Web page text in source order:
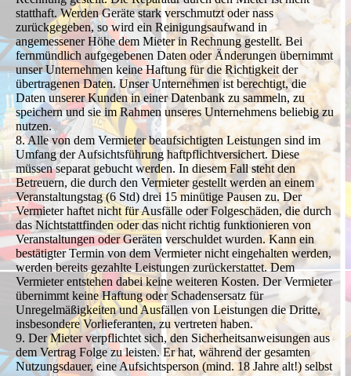
statthaft. Werden Geräte stark verschmutzt oder nass
zurückgegeben, so wird ein Reinigungsaufwand in
angemessener Höhe dem Mieter in Rechnung gestellt. Bei
fernmündlich aufgegebenen Daten oder Änderungen übernimmt
unser Unternehmen keine Haftung für die Richtigkeit der
übertragenen Daten. Unser Unternehmen ist berechtigt, die
Daten unserer Kunden in einer Datenbank zu sammeln, zu
speichern und sie im Rahmen unseres Unternehmens beliebig zu
nutzen.
8. Alle von dem Vermieter beaufsichtigten Leistungen sind im
Umfang der Aufsichtsführung haftpflichtversichert. Diese
müssen separat gebucht werden. In diesem Fall steht den
Betreuern, die durch den Vermieter gestellt werden an einem
Veranstaltungstag (6 Std) drei 15 minütige Pausen zu. Der
Vermieter haftet nicht für Ausfälle oder Folgeschäden, die durch
das Nichtstattfinden oder das nicht richtig funktionieren von
Veranstaltungen oder Geräten verschuldet wurden. Kann ein
bestätigter Termin von dem Vermieter nicht eingehalten werden,
werden bereits gezahlte Leistungen zurückerstattet. Dem
Vermieter entstehen dabei keine weiteren Kosten. Der Vermieter
übernimmt keine Haftung oder Schadensersatz für
Unregelmäßigkeiten und Ausfällen von Leistungen die Dritte,
insbesondere Vorlieferanten, zu vertreten haben.
9. Der Mieter verpflichtet sich, den Sicherheitsanweisungen aus
dem Vertrag Folge zu leisten. Er hat, während der gesamten
Nutzungsdauer, eine Aufsichtsperson (mind. 18 Jahre alt!) selbst